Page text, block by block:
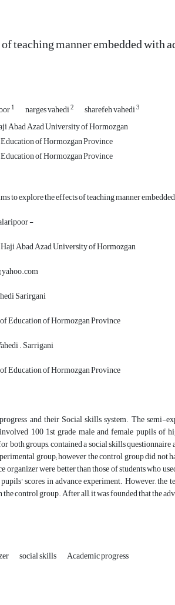
teaching manner embedded with
1 narges vahedi2 sharefeh vahedi3
Abad Azad University of Hormozgan
of Hormozgan Province
of Hormozgan Province
to explore the effects of teaching manner
-
Abad Azad University of Hormozgan
Sarirgani
Education of Hormozgan Province
. Sarrigani
Education of Hormozgan Province
and their Social skills system. The semi-
100 1st grade male and female pupils of
both groups, contained a social skills
group; however the control group did not
organizer were better than those of students who
scores in advance experiment. However,
control group. After all, it was founded that the
social skills Academic progress